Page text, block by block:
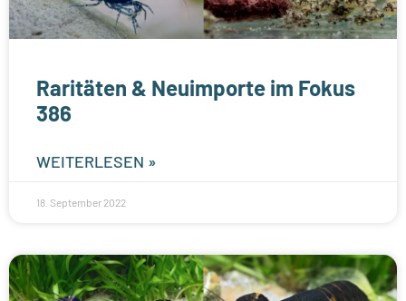
Raritäten & Neuimporte im Fokus
386
WEITERLESEN »
18. September 2022